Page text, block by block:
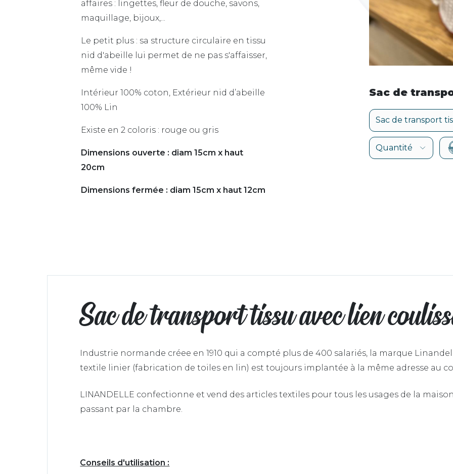
affaires : lingettes, fleur de douche, savons,
maquillage, bijoux,...
Le petit plus : sa structure circulaire en tissu
nid d'abeille lui permet de ne pas s'affaisser,
même vide !
Intérieur 100% coton, Extérieur nid d’abeille
100% Lin
Existe en 2 coloris : rouge ou gris
Dimensions ouverte : diam 15cm x haut
20cm
Dimensions fermée : diam 15cm x haut 12cm
Sac de
Sac de transport tissu avec lien
Industrie normande créee en 1910 qui a compté plus de 400 salariés, la marque
textile linier (fabrication de toiles en lin) est toujours implantée à la même adresse au
LINANDELLE confectionne et vend des articles textiles pour tous les usages de la
passant par la chambre.
Conseils d'utilisation :